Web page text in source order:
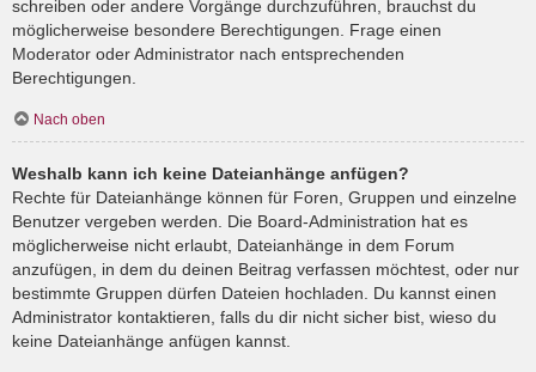
schreiben oder andere Vorgänge durchzuführen, brauchst du
möglicherweise besondere Berechtigungen. Frage einen
Moderator oder Administrator nach entsprechenden
Berechtigungen.
Nach oben
Weshalb kann ich keine Dateianhänge anfügen?
Rechte für Dateianhänge können für Foren, Gruppen und einzelne
Benutzer vergeben werden. Die Board-Administration hat es
möglicherweise nicht erlaubt, Dateianhänge in dem Forum
anzufügen, in dem du deinen Beitrag verfassen möchtest, oder nur
bestimmte Gruppen dürfen Dateien hochladen. Du kannst einen
Administrator kontaktieren, falls du dir nicht sicher bist, wieso du
keine Dateianhänge anfügen kannst.